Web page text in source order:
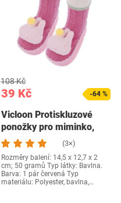
39 Kč
108 Kč
-64 %
Vicloon Protiskluzové
ponožky pro miminko,
kojenecké…
(3×)
Rozměry balení: 14,5 x 12,7 x 2
cm; 50 gramů Typ látky: Bavlna.
Barva: 1 pár červená Typ
materiálu: Polyester, bavlna,…